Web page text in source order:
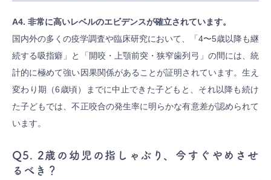
A4. 非常に高いレベルのエビデンスが確立されています。
国内外の多くの疫学調査や臨床研究において、「4〜5歳以降も継
続する吸指癖」と「開咬・上顎前突・狭窄歯列弓」の間には、統
計的に極めて強い因果関係があることが証明されています。生え
変わり期（6歳頃）までに中止できた子どもと、それ以降も続け
た子どもでは、不正咬合の発生率に明らかな有意差が認められて
います。
Q5. 2歳の幼児の指しゃぶり、今すぐやめさせ
るべき？